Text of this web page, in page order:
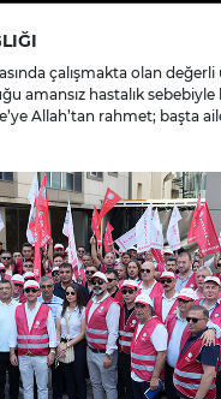
çalışmakta olan
amansız hastalık sebebiyle
Allah’tan rahmet; başta